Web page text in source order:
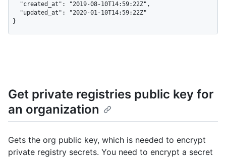
}
Get private registries public key for
an organization
Gets the org public key, which is needed to encrypt
private registry secrets. You need to encrypt a secret